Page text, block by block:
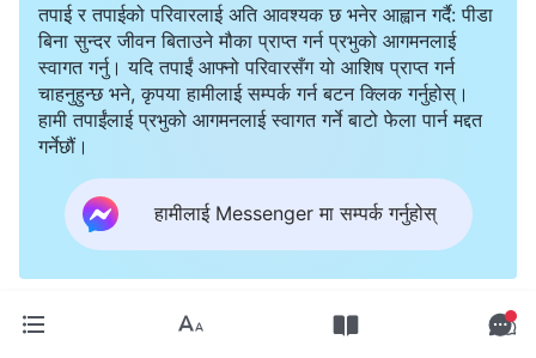
तपाई र तपाईको परिवारलाई अति आवश्यक छ भनेर आह्वान गर्दै: पीडा
बिना सुन्दर जीवन बिताउने मौका प्राप्त गर्न प्रभुको आगमनलाई
स्वागत गर्नु। यदि तपाईं आफ्नो परिवारसँग यो आशिष प्राप्त गर्न
चाहनुहुन्छ भने, कृपया हामीलाई सम्पर्क गर्न बटन क्लिक गर्नुहोस्।
हामी तपाईंलाई प्रभुको आगमनलाई स्वागत गर्ने बाटो फेला पार्न मद्दत
गर्नेछौं।
हामीलाई Messenger मा सम्पर्क गर्नुहोस्